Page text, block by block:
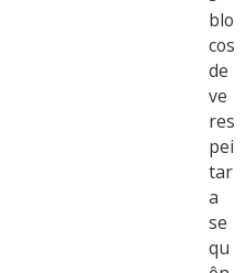
blo
cos
de
ve
res
pei
tar
a
se
qu